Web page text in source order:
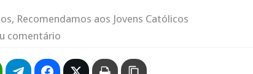
, Recomendamos aos Jovens Católicos
comentário